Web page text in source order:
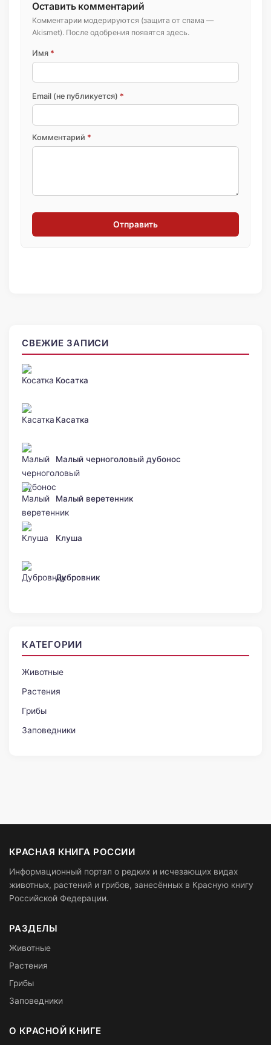
Оставить комментарий
Комментарии модерируются (защита от спама —
Akismet). После одобрения появятся здесь.
Имя *
Email (не публикуется) *
Комментарий *
Отправить
СВЕЖИЕ ЗАПИСИ
Косатка
Касатка
Малый черноголовый дубонос
Малый веретенник
Клуша
Дубровник
КАТЕГОРИИ
Животные
Растения
Грибы
Заповедники
КРАСНАЯ КНИГА РОССИИ
Информационный портал о редких и исчезающих видах
животных, растений и грибов, занесённых в Красную книгу
Российской Федерации.
РАЗДЕЛЫ
Животные
Растения
Грибы
Заповедники
О КРАСНОЙ КНИГЕ